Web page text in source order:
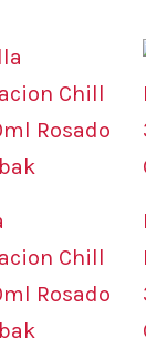
Chill
Rosado